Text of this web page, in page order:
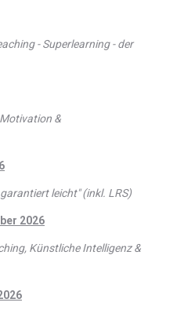
- Superlearning - der
&
leicht" (inkl. LRS)
2026
Künstliche Intelligenz &